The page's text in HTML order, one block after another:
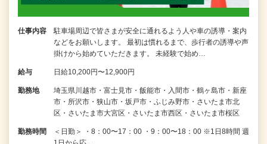
仕事内容
駐車場周辺で皆さまが安全に通れるよう人や車の誘導・案内
などをお願いします。 最初は慣れるまで、歩行者の誘導や声
掛けから始めていただきます。 未経験で始め…
給与 日給10,200円〜12,900円
勤務地
埼玉県川越市・富士見市・飯能市・入間市・鶴ヶ島市・新座
市・所沢市・狭山市・坂戸市・ふじみ野市・さいたま市北
区・さいたま市大宮区・さいたま市西区・さいたま市桜区
勤務時間
＜日勤＞ ・8：00〜17：00 ・9：00〜18：00 ※1日8時間 週